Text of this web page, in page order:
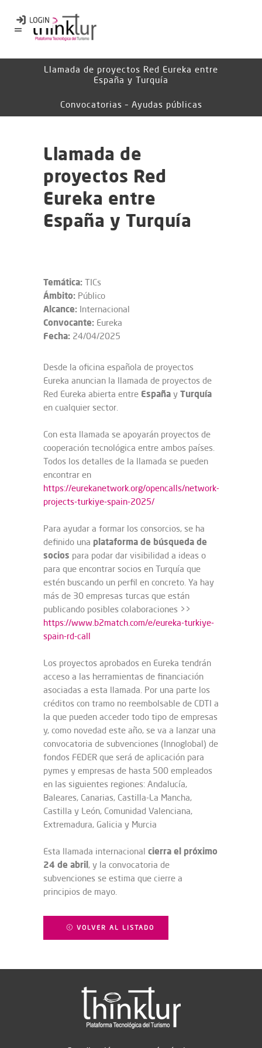
Llamada de proyectos Red Eureka entre
España y Turquía
Convocatorias – Ayudas públicas
Llamada de
proyectos Red
Eureka entre
España y Turquía
Temática: TICs
Ámbito: Público
Alcance: Internacional
Convocante: Eureka
Fecha: 24/04/2025
Desde la oficina española de proyectos
Eureka anuncian la llamada de proyectos de
Red Eureka abierta entre España y Turquía
en cualquier sector.
Con esta llamada se apoyarán proyectos de
cooperación tecnológica entre ambos países.
Todos los detalles de la llamada se pueden
encontrar en
https://eurekanetwork.org/opencalls/network-
projects-turkiye-spain-2025/
Para ayudar a formar los consorcios, se ha
definido una plataforma de búsqueda de
socios para podar dar visibilidad a ideas o
para que encontrar socios en Turquía que
estén buscando un perfil en concreto. Ya hay
más de 30 empresas turcas que están
publicando posibles colaboraciones >>
https://www.b2match.com/e/eureka-turkiye-
spain-rd-call
Los proyectos aprobados en Eureka tendrán
acceso a las herramientas de financiación
asociadas a esta llamada. Por una parte los
créditos con tramo no reembolsable de CDTI a
la que pueden acceder todo tipo de empresas
y, como novedad este año, se va a lanzar una
convocatoria de subvenciones (Innoglobal) de
fondos FEDER que será de aplicación para
pymes y empresas de hasta 500 empleados
en las siguientes regiones: Andalucía,
Baleares, Canarias, Castilla-La Mancha,
Castilla y León, Comunidad Valenciana,
Extremadura, Galicia y Murcia
Esta llamada internacional cierra el próximo
24 de abril, y la convocatoria de
subvenciones se estima que cierre a
principios de mayo.
VOLVER AL LISTADO